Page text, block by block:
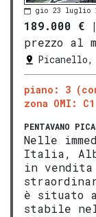
gio 23 luglio
189.000 €
prezzo al
Picanello,
piano: 3
zona OMI: C1
PENTAVANO
Nelle
Italia,
in vendita
è situato
stabile